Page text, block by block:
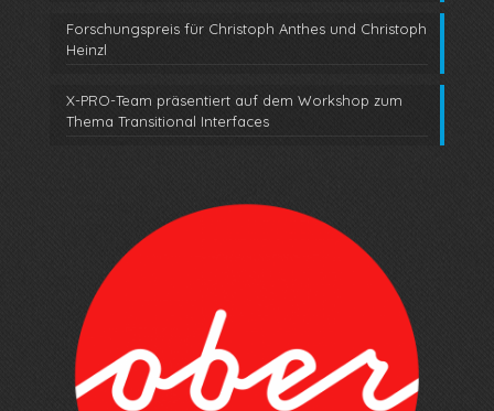
Forschungspreis für Christoph Anthes und Christoph
Heinzl
X-PRO-Team präsentiert auf dem Workshop zum
Thema Transitional Interfaces